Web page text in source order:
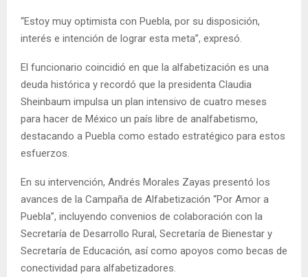
“Estoy muy optimista con Puebla, por su disposición,
interés e intención de lograr esta meta”, expresó.
El funcionario coincidió en que la alfabetización es una
deuda histórica y recordó que la presidenta Claudia
Sheinbaum impulsa un plan intensivo de cuatro meses
para hacer de México un país libre de analfabetismo,
destacando a Puebla como estado estratégico para estos
esfuerzos.
En su intervención, Andrés Morales Zayas presentó los
avances de la Campaña de Alfabetización “Por Amor a
Puebla”, incluyendo convenios de colaboración con la
Secretaría de Desarrollo Rural, Secretaría de Bienestar y
Secretaría de Educación, así como apoyos como becas de
conectividad para alfabetizadores.